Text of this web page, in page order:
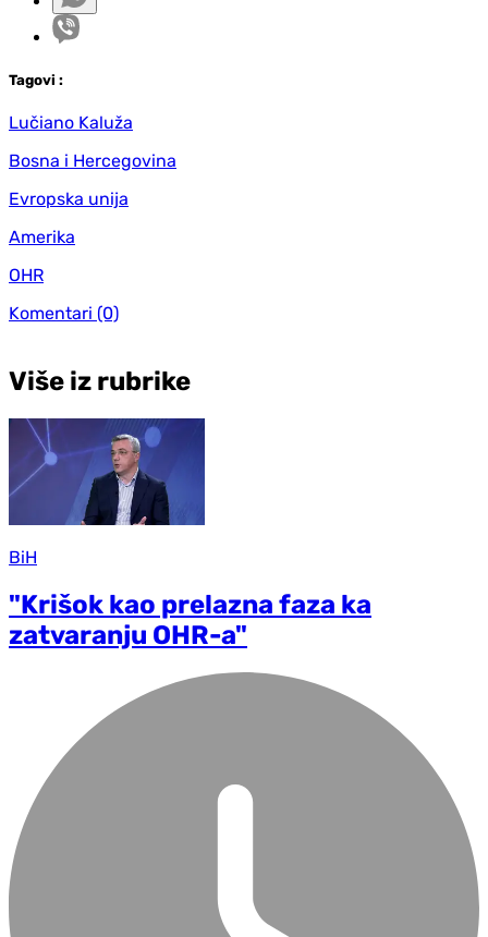
Tagovi :
Lučiano Kaluža
Bosna i Hercegovina
Evropska unija
Amerika
OHR
Komentari (0)
Više iz rubrike
BiH
"Krišok kao prelazna faza ka
zatvaranju OHR-a"